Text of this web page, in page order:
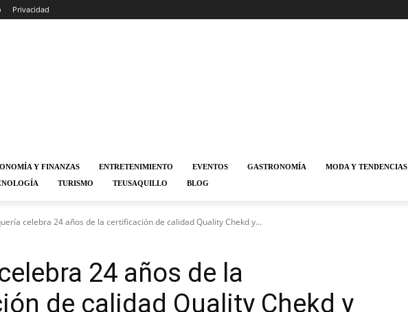
Privacidad
Y FINANZAS ENTRETENIMIENTO EVENTOS GASTRONOMÍA MODA Y TENDENCIAS
TURISMO TEUSAQUILLO BLOG
celebra 24 años de la certificación de calidad Quality Chekd y...
24 años de la
de calidad Quality Chekd y